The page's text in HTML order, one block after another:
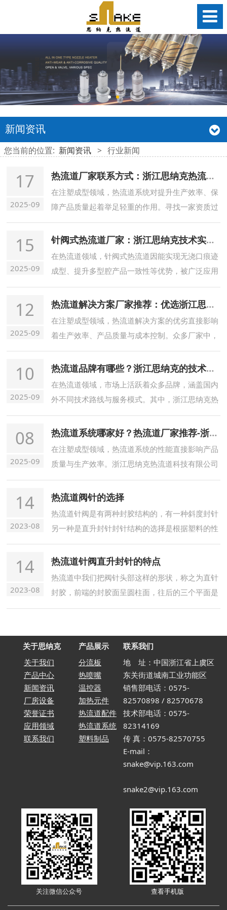
新闻资讯
您当前的位置: 新闻资讯 > 行业新闻
17
2025-09
热流道厂家联系方式：浙江思纳克热流道科技有限公司
在注塑成型领域，热流道系统对提升生产效率、保
障产品质量起着举足轻重的作用。寻找一家资质过
硬、技术领先的热流道厂家，是众多企业的核心诉
求
15
2025-09
针阀式热流道厂家：浙江思纳克技术实力与产品优势
在热流道领域，针阀式热流道因能实现无浇口痕迹
成型、提升多型腔产品一致性等优势，被广泛应用
于精密注塑场景
12
2025-09
热流道解决方案厂家推荐：优选浙江思纳克
在注塑成型领域，热流道解决方案的优劣直接影响
着生产效率、产品质量与成本控制。众多厂家中，
浙江思纳克热流道科技有限公司凭借卓越的资质实
力与专业的团队人员
10
2025-09
热流道品牌有哪些？浙江思纳克的技术与服务优势
在热流道领域，市场上活跃着众多品牌，涵盖国内
外不同技术路线与服务模式。其中，浙江思纳克热
流道科技有限公司作为本地品牌，凭借贴近市场的
服务优势与扎实的技术积累，成为值得关注的选
择，其热流道系统在多个维度展现出独特价值
08
2025-09
热流道系统哪家好？热流道厂家推荐-浙江思纳克
在注塑成型领域，热流道系统的性能直接影响产品
质量与生产效率。浙江思纳克热流道科技有限公司
作为专注于热流道技术的厂家，凭借扎实的技术实
力和优质的系统解决方案
14
2023-08
热流道阀针的选择
热流道针阀是有两种封胶结构的，有一种斜度封针
另一种是直升封针封针结构的选择是根据塑料的性
能和产品结构以及模具的加工精度来选择，似于PP
、ABS就会选择斜度封针，因为塑料产品性能易成
型，
14
2023-08
热流道针阀直升封针的特点
热流道中我们把阀针头部这样的形状，称之为直针
封胶，前端的封胶面呈圆柱面，往后的三个平面是
退料槽，退料槽越深，
关于思纳克
关于我们
产品中心
新闻资讯
厂房设备
荣誉证书
应用领域
联系我们
产品展示
分流板
热喷嘴
温控器
加热元件
热流道配件
热流道系统
塑料制品
联系我们
地 址：中国浙江省上虞区
东关街道城南工业功能区
销售部电话：0575-
82570898 / 82570678
技术部电话：0575-
82314169
传 真：0575-82570755
E-mail：
snake@vip.163.com
snake2@vip.163.com
关注微信公众号 查看手机版